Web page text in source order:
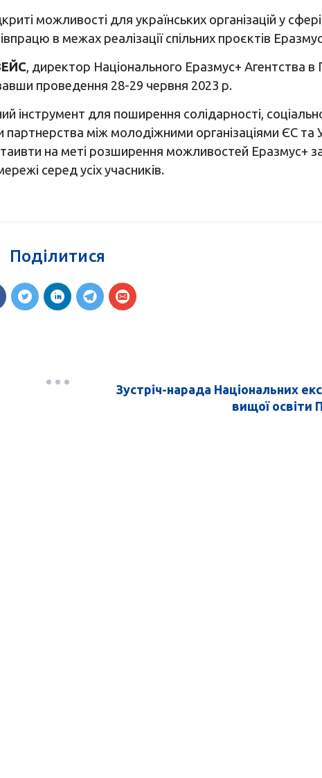
можливості для українських організацій у
в межах реалізації спільних проєктів
, директор Національного Еразмус+ Агентства в
проведення 28-29 червня 2023 р.
для поширення солідарності, соціальної
між молодіжними організаціями ЄС та
на меті розширення можливостей Еразмус+
серед усіх учасників.
Поділитися
Зустріч-нарада Національних
вищої освіти